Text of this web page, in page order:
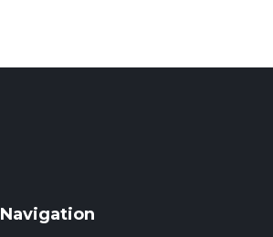
Navigation